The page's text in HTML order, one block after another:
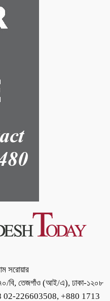
সরোয়ার
২৭০/বি, তেজগাঁও (আই/এ), ঢাকা-১২০৮
02-226603508, +880 1713